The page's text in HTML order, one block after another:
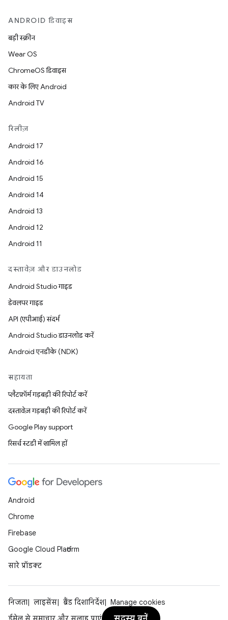
ANDROID डिवाइस
बड़ी स्क्रीन
Wear OS
ChromeOS डिवाइस
कार के लिए Android
Android TV
रिलीज़
Android 17
Android 16
Android 15
Android 14
Android 13
Android 12
Android 11
दस्तावेज़ और डाउनलोड
Android Studio गाइड
डेवलपर गाइड
API (एपीआई) संदर्भ
Android Studio डाउनलोड करें
Android एनडीके (NDK)
सहायता
प्लैटफ़ॉर्म गड़बड़ी की रिपोर्ट करें
दस्तावेज़ गड़बड़ी की रिपोर्ट करें
Google Play support
रिसर्च स्टडी में शामिल हों
Android
Chrome
Firebase
Google Cloud Platform
सारे प्रॉडक्ट
निजता लाइसेंस ब्रैंड दिशानिर्देश
Manage cookies